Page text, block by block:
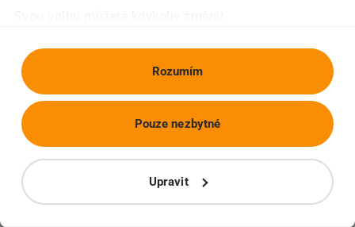
Rozumím
Upravit
Pouze nezbytné